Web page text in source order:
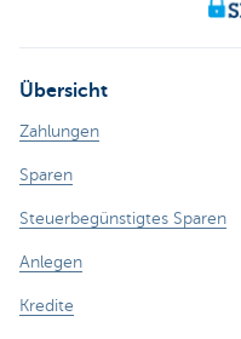
Übersicht
Zahlungen
Sparen
Steuerbegünstigtes Sparen
Anlegen
Kredite